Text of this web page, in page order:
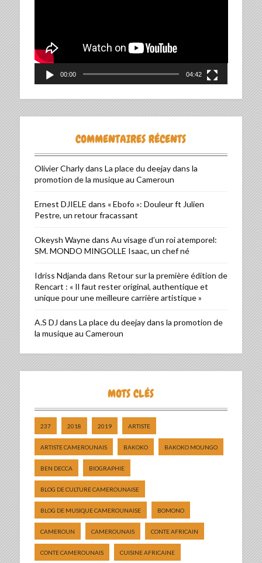
00:00 04:42
COMMENTAIRES RÉCENTS
Olivier Charlydans La place du deejay dans la
promotion de la musique au Cameroun
Ernest DJIELE dans « Ebofo »: Douleur ft Julien
Pestre, un retour fracassant
Okeysh Waynedans Au visage d’un roi atemporel:
SM. MONDO MINGOLLE Isaac, un chef né
Idriss Ndjanda dans Retour sur la première édition de
Rencart : « Il faut rester original, authentique et
unique pour une meilleure carrière artistique »
A.S DJ dans La place du deejay dans la promotion de
la musique au Cameroun
MOTS CLÉS
237 2018 2019 ARTISTE
ARTISTE CAMEROUNAIS BAKOKO BAKOKO MOUNGO
BEN DECCA BIOGRAPHIE
BLOG DE CULTURE CAMEROUNAISE
BLOG DE MUSIQUE CAMEROUNAISE BOMONO
CAMEROUN CAMEROUNAIS CONTE AFRICAIN
CONTE CAMEROUNAIS CUISINE AFRICAINE